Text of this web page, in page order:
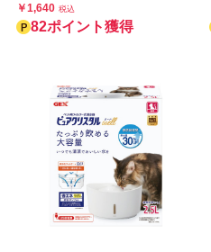
￥1,640 税込
82ポイント獲得